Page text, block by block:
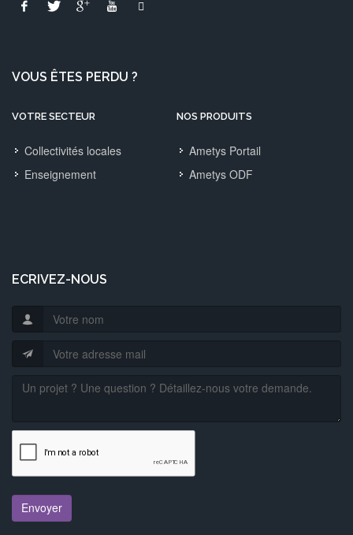
VOUS ÊTES PERDU ?
VOTRE SECTEUR
Collectivités locales
Enseignement
NOS PRODUITS
Ametys Portail
Ametys ODF
ECRIVEZ-NOUS